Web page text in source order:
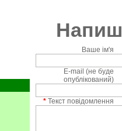
Ваше ім'я
E-mail (не буде
опублікований)
* Текст повідомлення